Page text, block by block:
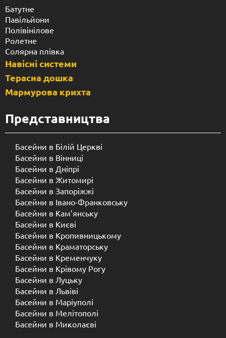
Батутне
Павільйони
Полівінілове
Ролетне
Солярна плівка
Навісні системи
Терасна дошка
Мармурова крихта
Представництва
Басейни в Білій Церкві
Басейни в Вінниці
Басейни в Дніпрі
Басейни в Житомирі
Басейни в Запоріжжі
Басейни в Івано-Франковську
Басейни в Кам’янську
Басейни в Києві
Басейни в Кропивницькому
Басейни в Краматорську
Басейни в Кременчуку
Басейни в Крівому Рогу
Басейни в Луцьку
Басейни в Львіві
Басейни в Маріуполі
Басейни в Мелітополі
Басейни в Миколаєві